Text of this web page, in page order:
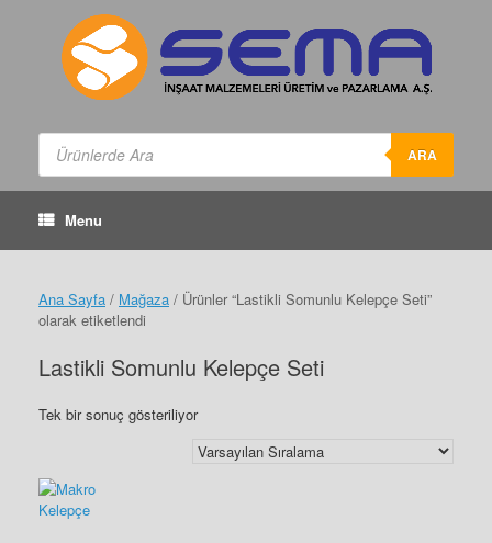
Products
search ARA
Menu
Ana Sayfa / Mağaza / Ürünler “Lastikli Somunlu Kelepçe Seti”
olarak etiketlendi
Lastikli Somunlu Kelepçe Seti
Tek bir sonuç gösteriliyor